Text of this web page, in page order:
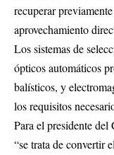
recuperar
aprovechamiento
Los sistemas de
ópticos automáticos
balísticos, y
los requisitos
Para el presidente
“se trata de convertir